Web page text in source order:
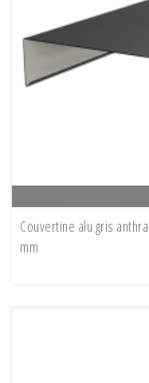
Couvertine alu gris
mm